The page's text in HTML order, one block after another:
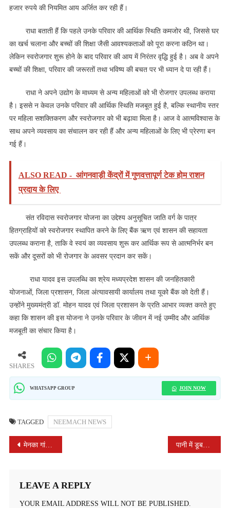
हजार रुपये की नियमित आय अर्जित कर रही हैं।
राधा बताती हैं कि पहले उनके परिवार की आर्थिक स्थिति कमजोर थी, जिससे घर
का खर्च चलाना और बच्चों की शिक्षा जैसी आवश्यकताओं को पूरा करना कठिन था।
लेकिन स्वरोजगार शुरू होने के बाद परिवार की आय में निरंतर वृद्धि हुई है। अब वे अपने
बच्चों की शिक्षा, परिवार की जरूरतों तथा भविष्य की बचत पर भी ध्यान दे पा रही हैं।
राधा ने अपने उद्योग के माध्यम से अन्य महिलाओं को भी रोजगार उपलब्ध कराया
है। इससे न केवल उनके परिवार की आर्थिक स्थिति मजबूत हुई है, बल्कि स्थानीय स्तर
पर महिला सशक्तिकरण और स्वरोजगार को भी बढ़ावा मिला है। आज वे आत्मविश्वास के
साथ अपने व्यवसाय का संचालन कर रही हैं और अन्य महिलाओं के लिए भी प्रेरणा बन
गई हैं।
ALSO READ - आंगनवाड़ी केंद्रों में गुणवत्तापूर्ण टेक होम राशन
प्रदाय के लिए
संत रविदास स्वरोजगार योजना का उद्देश्य अनुसूचित जाति वर्ग के पात्र
हितग्राहियों को स्वरोजगार स्थापित करने के लिए बैंक ऋण एवं शासन की सहायता
उपलब्ध कराना है, ताकि वे स्वयं का व्यवसाय शुरू कर आर्थिक रूप से आत्मनिर्भर बन
सकें और दूसरों को भी रोजगार के अवसर प्रदान कर सकें।
राधा यादव इस उपलब्धि का श्रेय मध्यप्रदेश शासन की जनहितकारी
योजनाओं, जिला प्रशासन, जिला अंत्यावसायी कार्यालय तथा यूको बैंक को देती हैं।
उन्होंने मुख्यमंत्री डॉ. मोहन यादव एवं जिला प्रशासन के प्रति आभार व्यक्त करते हुए
कहा कि शासन की इस योजना ने उनके परिवार के जीवन में नई उम्मीद और आर्थिक
मजबूती का संचार किया है।
SHARES
WHATSAPP GROUP JOIN NOW
TAGGED NEEMACH NEWS
POST
मेनका गांधी द्वारा जैन साधु-साध्वियों के पवित्र पिच्छिका के संबंध में दिए गए बयान पर कार्रवाई हेतु सकल जैन समाज ने सौंपा ज्ञापन
LEAVE A REPLY
YOUR EMAIL ADDRESS WILL NOT BE PUBLISHED.